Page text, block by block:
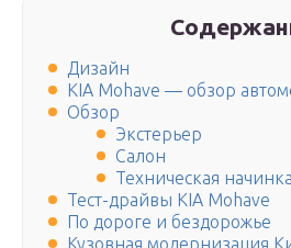
Дизайн
KIA Mohave — обзор
Обзор
Экстерьер
Салон
Техническая начинка
Тест-драйвы KIA Mohave
По дороге и бездорожье
Кузовная модернизация